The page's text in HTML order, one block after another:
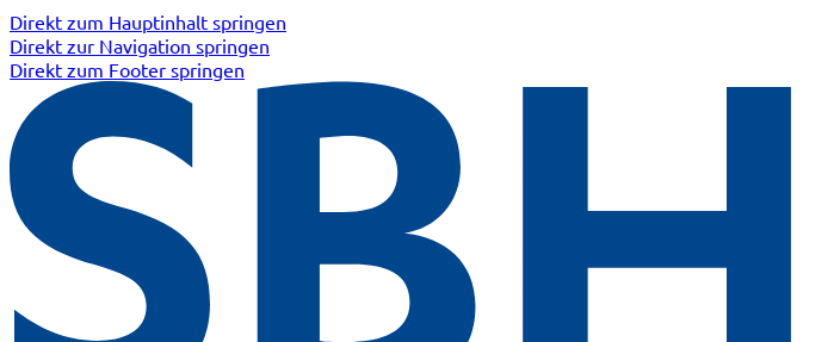
Direkt zum Hauptinhalt springen
Direkt zur Navigation springen
Direkt zum Footer springen